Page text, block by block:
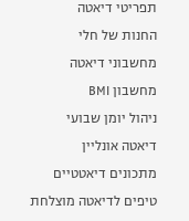
תפריטי דיאטה
החנות של חלי
מחשבוני דיאטה
מחשבון BMI
ניהול יומן שבועי
דיאטה אונליין
מתכונים דיאטטיים
טיפים לדיאטה מוצלחת